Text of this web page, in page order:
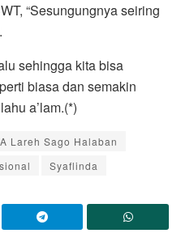
“Sesungungnya seiring
sehingga kita bisa
biasa dan semakin
a’lam.(*)
Lareh Sago Halaban
Syaflinda